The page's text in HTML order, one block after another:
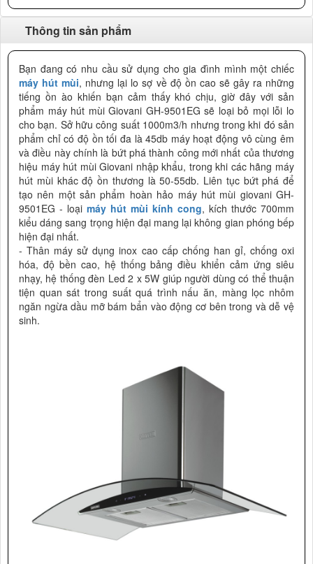
Thông tin sản phẩm
Bạn đang có nhu cầu sử dụng cho gia đình mình một chiếc
máy hút mùi, nhưng lại lo sợ về độ ồn cao sẽ gây ra những
tiếng ồn ào khiến bạn cảm thấy khó chịu, giờ đây với sản
phẩm máy hút mùi Giovani GH-9501EG sẽ loại bỏ mọi lỗi lo
cho bạn. Sở hữu công suất 1000m3/h nhưng trong khi đó sản
phẩm chỉ có độ ồn tối đa là 45db máy hoạt động vô cùng êm
và điều này chính là bứt phá thành công mới nhất của thương
hiệu máy hút mùi Giovani nhập khẩu, trong khi các hãng máy
hút mùi khác độ ồn thương là 50-55db. Liên tục bứt phá để
tạo nên một sản phẩm hoàn hảo máy hút mùi giovani GH-
9501EG - loại máy hút mùi kính cong, kích thước 700mm
kiểu dáng sang trọng hiện đại mang lại không gian phóng bếp
hiện đại nhất.
- Thân máy sử dụng inox cao cấp chống han gỉ, chống oxi
hóa, độ bền cao, hệ thống bảng điều khiển cảm ứng siêu
nhạy, hệ thống đèn Led 2 x 5W giúp người dùng có thể thuận
tiện quan sát trong suất quá trình nấu ăn, màng lọc nhôm
ngăn ngừa dầu mỡ bám bẩn vào động cơ bên trong và dễ vệ
sinh.